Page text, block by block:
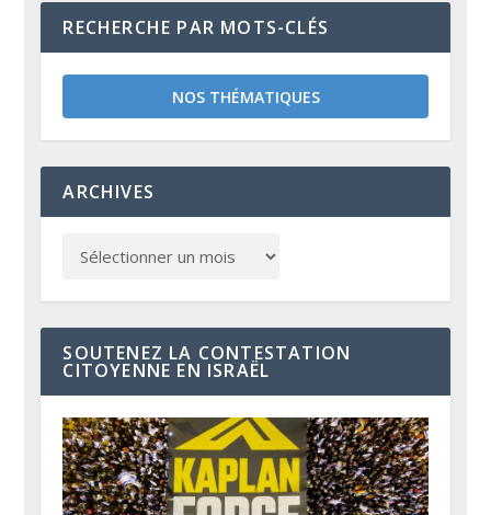
RECHERCHE PAR MOTS-CLÉS
NOS THÉMATIQUES
ARCHIVES
SOUTENEZ LA CONTESTATION
CITOYENNE EN ISRAËL